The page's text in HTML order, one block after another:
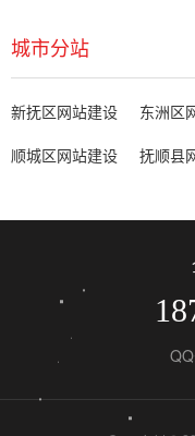
城市分站
新抚区网站建设 东洲区
顺城区网站建设
抚顺县